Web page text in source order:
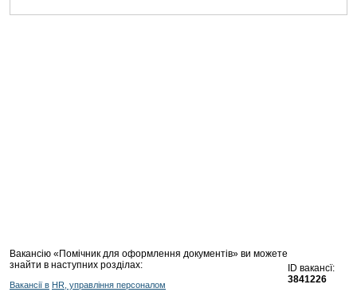
Вакансію «Помічник для оформлення документів» ви можете
знайти в наступних розділах:
Вакансії в HR, управління персоналом
ID вакансї:
3841226